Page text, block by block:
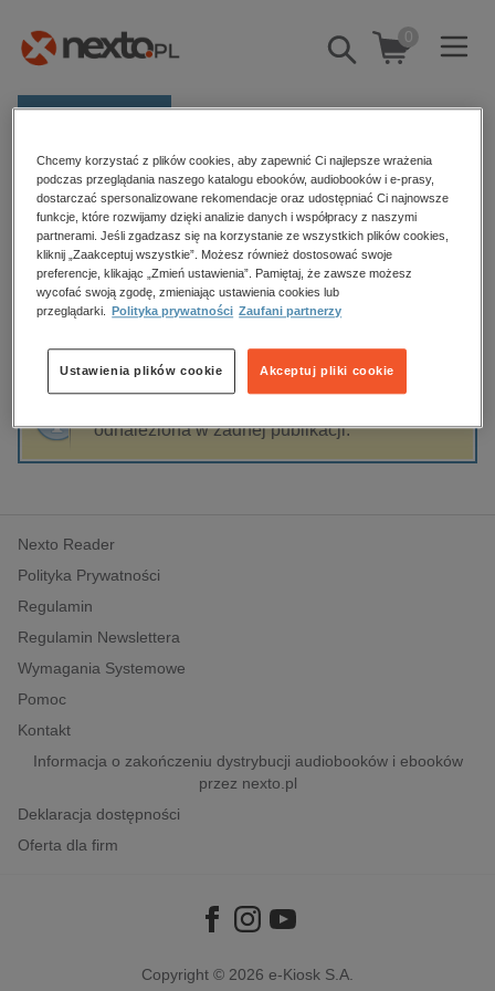
Pokaż/schowaj
wyszukiwarkę
0
Kategorie
Zobacz wszystkie E-prasa
budownictwo, aranżacja wnętrz
biznesowe, branżowe, gospodarka
dzienniki
edukacja
hobby, sport, rozrywka
komputery, internet, technologie, informatyka
polityka, społeczno-informacyjne
psychologiczne
inne
popularno-naukowe
historia
Strona główna Alberto Villoldo
Alberto Villoldo
Sortowanie Filtrowanie
odnaleziona w żadnej publikacji.
Nexto Reader
Polityka Prywatności
Regulamin
Regulamin Newslettera
Wymagania Systemowe
Pomoc
Kontakt
Informacja o zakończeniu dystrybucji audiobooków i ebooków
przez nexto.pl
Deklaracja dostępności
Oferta dla firm
Copyright © 2026 e-Kiosk S.A.
Chcemy korzystać z plików cookies, aby zapewnić Ci najlepsze wrażenia
podczas przeglądania naszego katalogu ebooków, audiobooków i e-prasy,
dostarczać spersonalizowane rekomendacje oraz udostępniać Ci najnowsze
funkcje, które rozwijamy dzięki analizie danych i współpracy z naszymi
partnerami. Jeśli zgadzasz się na korzystanie ze wszystkich plików cookies,
kliknij „Zaakceptuj wszystkie”. Możesz również dostosować swoje
preferencje, klikając „Zmień ustawienia”. Pamiętaj, że zawsze możesz
wycofać swoją zgodę, zmieniając ustawienia cookies lub
przeglądarki.
Polityka prywatności Zaufani partnerzy
Akceptuj pliki cookie
Ustawienia plików cookie